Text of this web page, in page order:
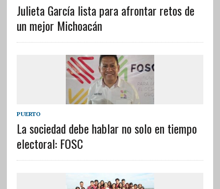
Julieta García lista para afrontar retos de
un mejor Michoacán
PUERTO
La sociedad debe hablar no solo en tiempo
electoral: FOSC